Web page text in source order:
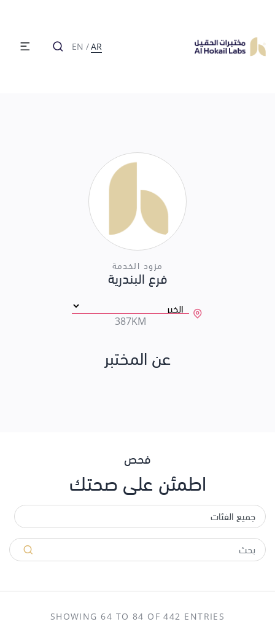
EN /AR
مزود الخدمة
فرع البندرية
387KM
عن المختبر
فحص
اطمئن على صحتك
SHOWING 64 TO 84 OF 442 ENTRIES